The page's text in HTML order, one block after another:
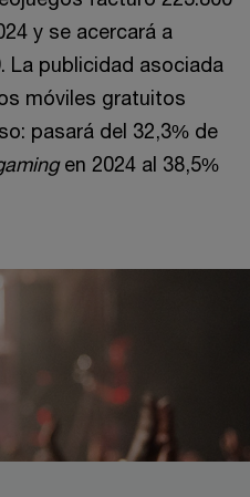
y se acercará a
La publicidad asociada
móviles gratuitos
pasará del 32,3% de
en 2024 al 38,5%